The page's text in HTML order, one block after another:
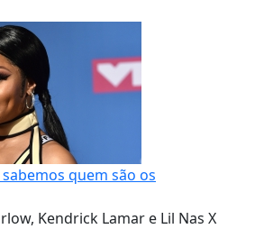
sabemos quem são os
Kendrick Lamar e Lil Nas X